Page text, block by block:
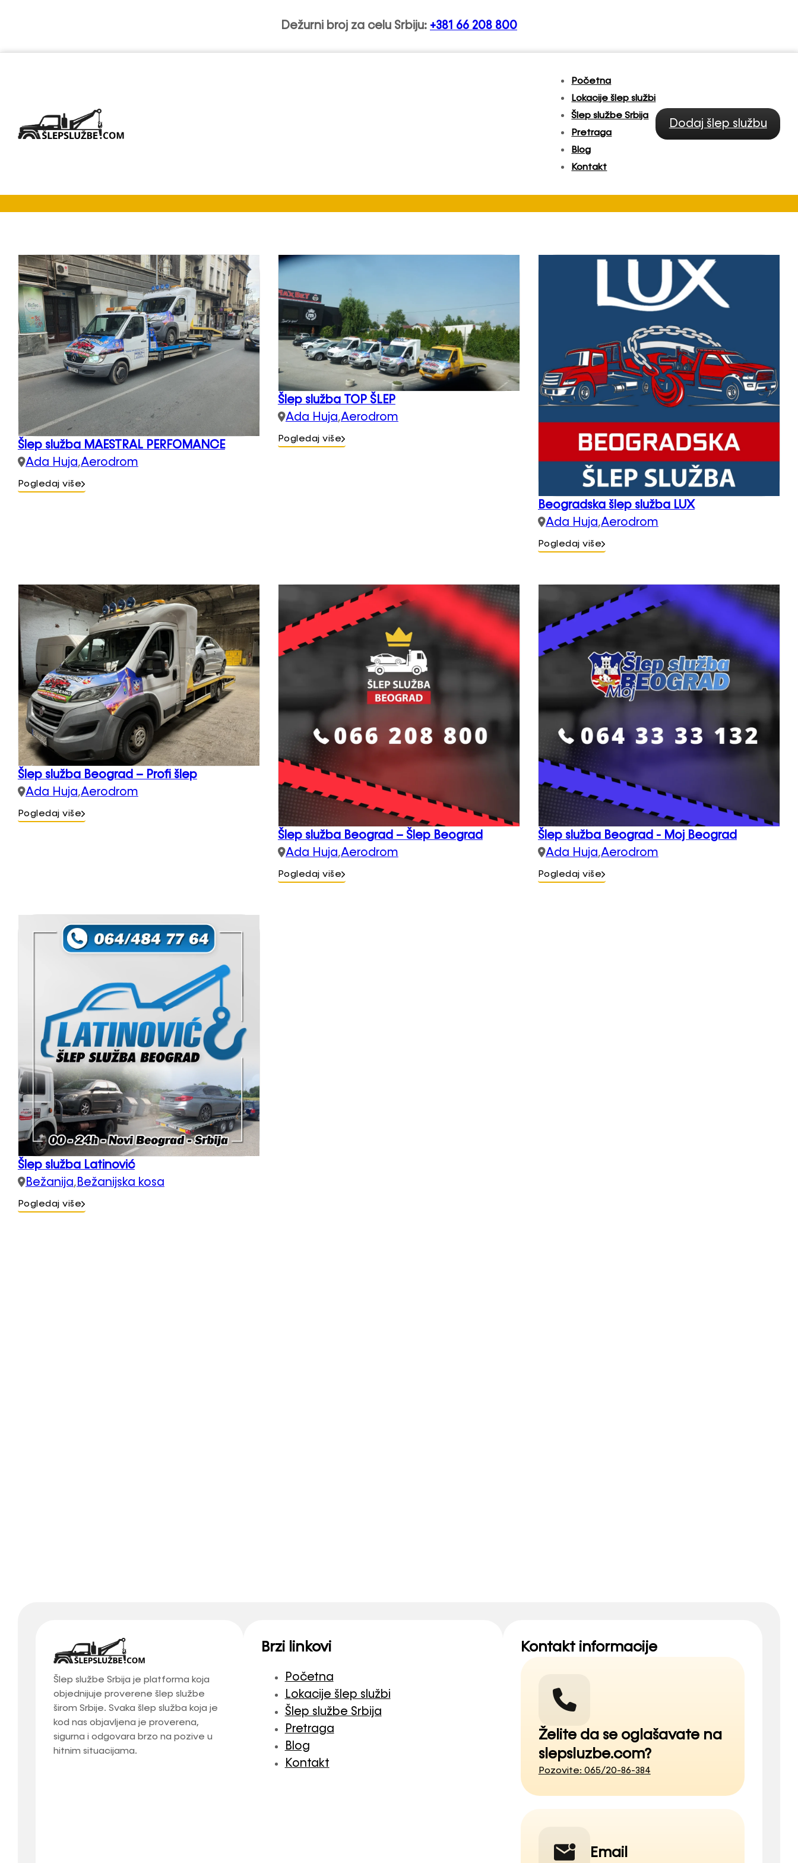
Dežurni broj za celu Srbiju: +381 66 208 800
Početna
Lokacije šlep službi
Šlep službe Srbija
Pretraga
Blog
Kontakt
Dodaj šlep službu
Šlep službe Rakovica
Šlep služba MAESTRAL PERFOMANCE
Ada Huja,Aerodrom
Pogledaj više
Šlep služba TOP ŠLEP
Ada Huja,Aerodrom
Pogledaj više
Beogradska šlep služba LUX
Ada Huja,Aerodrom
Pogledaj više
Šlep služba Beograd – Profi šlep
Ada Huja,Aerodrom
Pogledaj više
Šlep služba Beograd – Šlep Beograd
Ada Huja,Aerodrom
Pogledaj više
Šlep služba Beograd - Moj Beograd
Ada Huja,Aerodrom
Pogledaj više
Šlep služba Latinović
Bežanija, Bežanijska kosa
Pogledaj više
Šlep službe Srbija je platforma koja
objednijuje proverene šlep službe
širom Srbije. Svaka šlep služba koja je
kod nas objavljena je proverena,
sigurna i odgovara brzo na pozive u
hitnim situacijama.
Brzi linkovi
Početna
Lokacije šlep službi
Šlep službe Srbija
Pretraga
Blog
Kontakt
Kontakt informacije
Želite da se oglašavate na
slepsluzbe.com?
Pozovite: 065/20-86-384
Email